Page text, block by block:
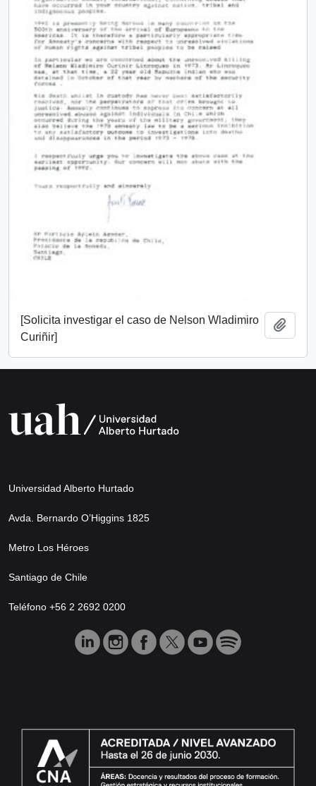
[Solicita investigar el caso de Nelson Wladimiro
Curiñir]
Universidad Alberto Hurtado
Avda. Bernardo O’Higgins 1825
Metro Los Héroes
Santiago de Chile
Teléfono +56 2 2692 0200